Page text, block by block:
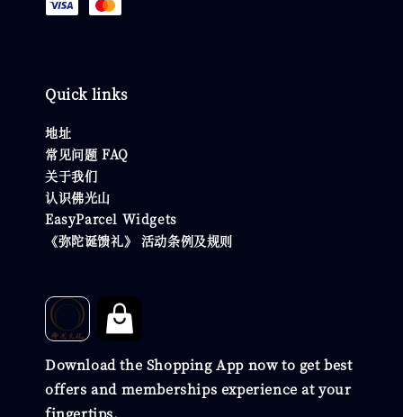
Quick links
地址
常见问题 FAQ
关于我们
认识佛光山
EasyParcel Widgets
《弥陀诞馈礼》 活动条例及规则
Download the Shopping App now to get best
offers and memberships experience at your
fingertips.